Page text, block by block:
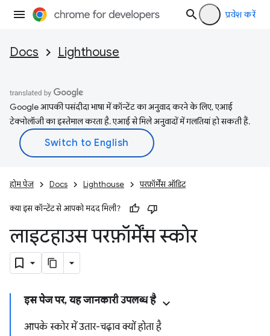
प्रवेश करें
Docs Lighthouse
Google आपकी पसंदीदा भाषा में कॉन्टेंट का अनुवाद करने के लिए, एआई
टेक्नोलॉजी का इस्तेमाल करता है. एआई से मिले अनुवादों में गलतियां हो सकती हैं.
होम पेज Docs Lighthouse परफ़ॉर्मेंस ऑडिट
क्या इस कॉन्टेंट से आपको मदद मिली?
लाइटहाउस परफ़ॉर्मेंस स्कोर
इस पेज पर, यह जानकारी उपलब्ध है
आपके स्कोर में उतार-चढ़ाव क्यों होता है